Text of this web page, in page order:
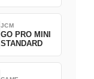
JCM
GO PRO MINI
STANDARD